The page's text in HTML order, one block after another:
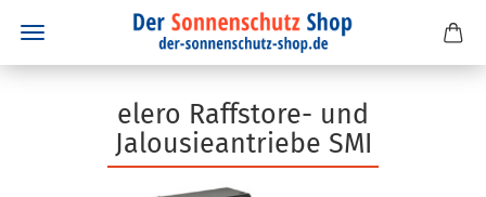
elero Raffstore- und
Jalousieantriebe SMI